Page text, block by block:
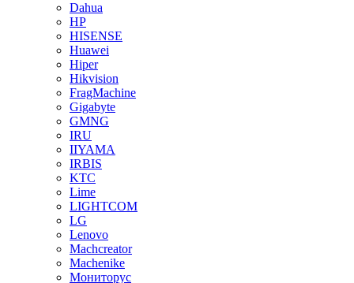
Dahua
HP
HISENSE
Huawei
Hiper
Hikvision
FragMachine
Gigabyte
GMNG
IRU
IIYAMA
IRBIS
KTC
Lime
LIGHTCOM
LG
Lenovo
Machcreator
Machenike
Мониторус